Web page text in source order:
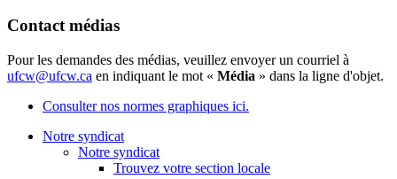
Contact médias
Pour les demandes des médias, veuillez envoyer un courriel à
ufcw@ufcw.ca en indiquant le mot « Média » dans la ligne d'objet.
Consulter nos normes graphiques ici.
Notre syndicat
Notre syndicat
Trouvez votre section locale